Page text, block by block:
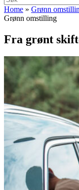
Home » Grønn
Grønn omstilling
Fra grønt